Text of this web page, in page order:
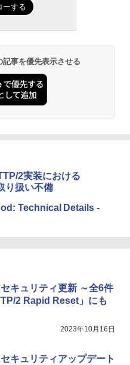
いちばんやさしい 教科書:
AI副業にもコンテンツ作成
版にも！ 非エンジニアのた
ィング入門シリーズ
ラストLabo)
シグニチャーエディ
7インチディスプレイ、明
Paperwhite (16GB) 7イ
Colorsoft | 16GBストレ
ライト、最大8週間持続バッ
Kindle Scribe Colorsoft |
ーディスプレイ、64GBスト
ト機能搭載、明るさ自動調
ライト、プレミアムペン付
事を優先表示させる
2実装における
り扱い不備
Technical Details -
キュリティ更新 ～全6件
2 Rapid Reset」にも
2023年10月16日
キュリティアップデート